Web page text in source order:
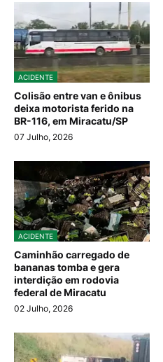
ACIDENTE
Colisão entre van e ônibus
deixa motorista ferido na
BR-116, em Miracatu/SP
07 Julho, 2026
ACIDENTE
Caminhão carregado de
bananas tomba e gera
interdição em rodovia
federal de Miracatu
02 Julho, 2026